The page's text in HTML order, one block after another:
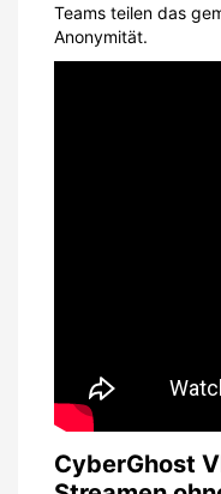
Teams teilen das
Anonymität.
CyberGhost